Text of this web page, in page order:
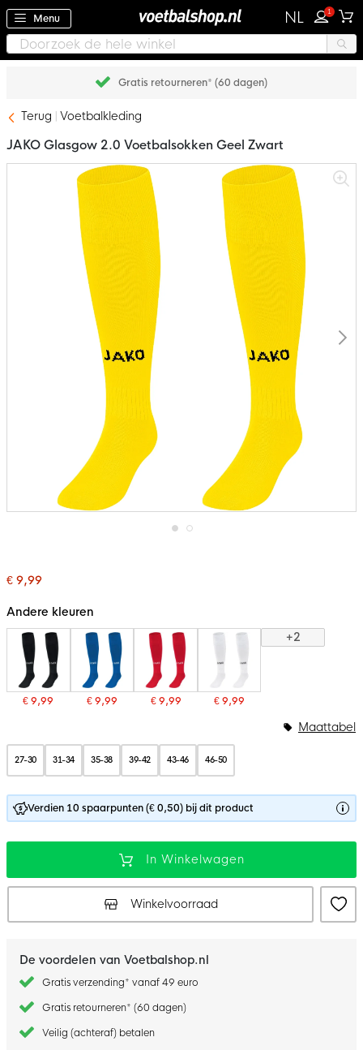
Menu NL 1
Gratis retourneren* (60 dagen)
Terug Voetbalkleding
begin
de
gallerij
JAKO Glasgow 2.0 Voetbalsokken Geel Zwart
€ 9,99
Andere kleuren
€ 9,99 € 9,99 € 9,99 € 9,99
+2
27-30 31-34 35-38 39-42 43-46 46-50
Maattabel
Verdien 10 spaarpunten (€ 0,50) bij dit product
In Winkelwagen
Winkelvoorraad
De voordelen van Voetbalshop.nl
Gratis verzending* vanaf 49 euro
Gratis retourneren* (60 dagen)
Veilig (achteraf) betalen